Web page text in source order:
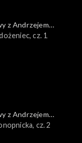
z Andrzejem
cz. 1
z Andrzejem
cz. 2